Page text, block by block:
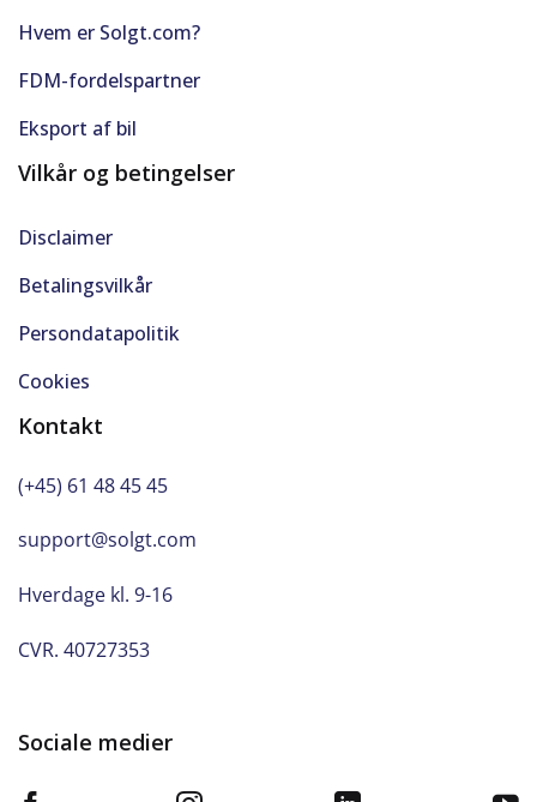
Hvem er Solgt.com?
FDM-fordelspartner
Eksport af bil
Vilkår og betingelser
Disclaimer
Betalingsvilkår
Persondatapolitik
Cookies
Kontakt
(+45) 61 48 45 45
support@solgt.com
Hverdage kl. 9-16
CVR. 40727353
Sociale medier